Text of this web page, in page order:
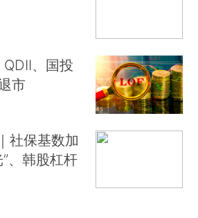
、国投
市
社保基数加
、韩股杠杆